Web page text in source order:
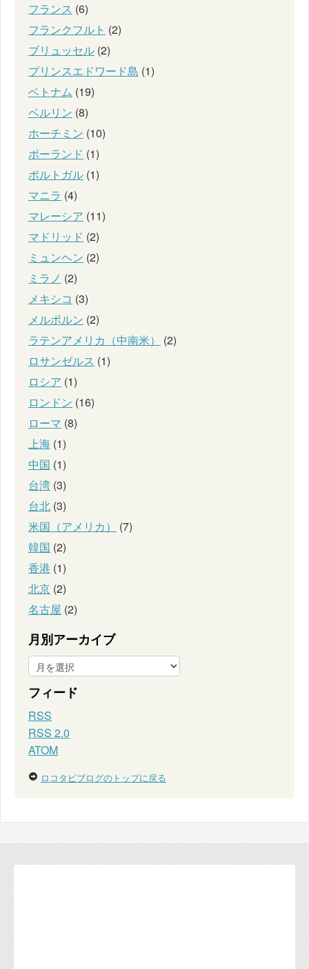
フランス (6)
フランクフルト (2)
ブリュッセル (2)
プリンスエドワード島 (1)
ベトナム (19)
ベルリン (8)
ホーチミン (10)
ポーランド (1)
ポルトガル (1)
マニラ (4)
マレーシア (11)
マドリッド (2)
ミュンヘン (2)
ミラノ (2)
メキシコ (3)
メルボルン (2)
ラテンアメリカ（中南米）
(2)
ロサンゼルス (1)
ロシア (1)
ロンドン (16)
ローマ (8)
上海 (1)
中国 (1)
台湾 (3)
台北 (3)
米国（アメリカ）
(7)
韓国 (2)
香港 (1)
北京 (2)
名古屋 (2)
月別アーカイブ
フィード
RSS
RSS 2.0
ATOM
ロコタビブログのトップに戻る